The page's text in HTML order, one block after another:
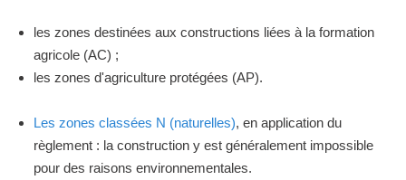
les zones destinées aux constructions liées à la formation
agricole (AC) ;
les zones d'agriculture protégées (AP).
Les zones classées N (naturelles), en application du
règlement : la construction y est généralement impossible
pour des raisons environnementales.